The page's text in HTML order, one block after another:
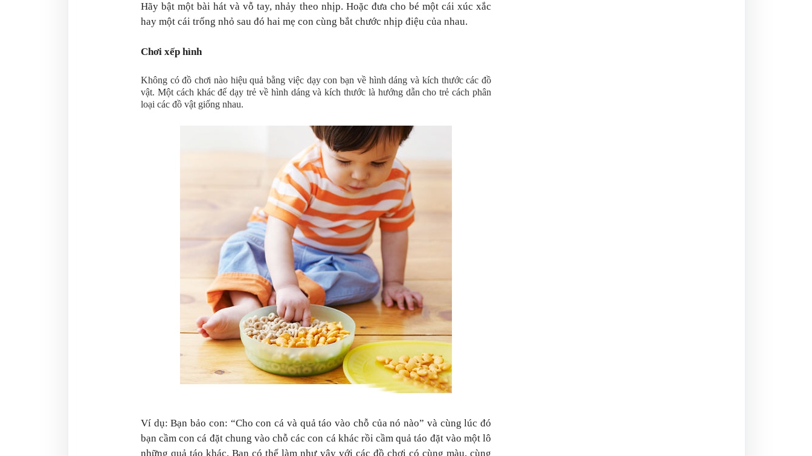
Hãy bật một bài hát và vỗ tay, nhảy theo nhịp. Hoặc đưa cho bé một cái xúc xắc
hay một cái trống nhỏ sau đó hai mẹ con cùng bắt chước nhịp điệu của nhau.
Chơi xếp hình
Không có đồ chơi nào hiệu quả bằng việc dạy con bạn về hình dáng và kích thước các đồ
vật. Một cách khác để dạy trẻ về hình dáng và kích thước là hướng dẫn cho trẻ cách phân
loại các đồ vật giống nhau.
Ví dụ: Bạn bảo con: “Cho con cá và quả táo vào chỗ của nó nào” và cùng lúc đó
bạn cầm con cá đặt chung vào chỗ các con cá khác rồi cầm quả táo đặt vào một lô
những quả táo khác. Bạn có thể làm như vậy với các đồ chơi có cùng màu, cùng